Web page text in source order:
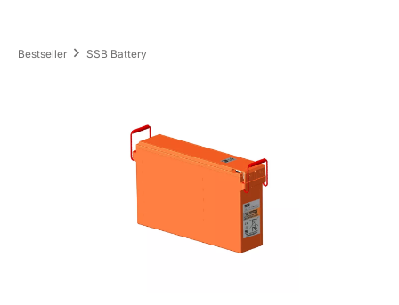
Bestseller SSB Battery